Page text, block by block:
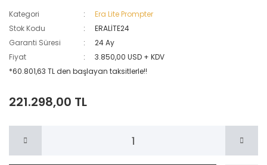
Kategori
Era Lite Prompter
Stok Kodu
ERALİTE24
Garanti Süresi
24 Ay
Fiyat
3.850,00 USD + KDV
*60.801,63 TL den başlayan taksitlerle!!
221.298,00 TL